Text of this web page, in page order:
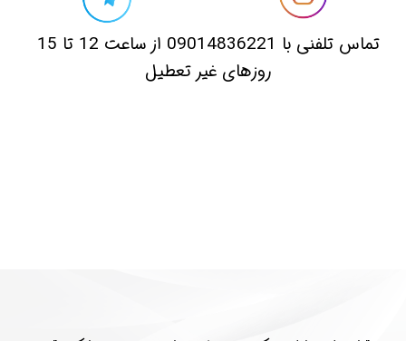
​تماس تلفنی با 09014836221 از ساعت 12 تا 15
روزهای غیر تعطیل